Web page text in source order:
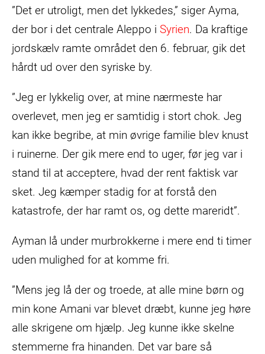
”Det er utroligt, men det lykkedes,” siger Ayma,
der bor i det centrale Aleppo i Syrien. Da kraftige
jordskælv ramte området den 6. februar, gik det
hårdt ud over den syriske by.
”Jeg er lykkelig over, at mine nærmeste har
overlevet, men jeg er samtidig i stort chok. Jeg
kan ikke begribe, at min øvrige familie blev knust
i ruinerne. Der gik mere end to uger, før jeg var i
stand til at acceptere, hvad der rent faktisk var
sket. Jeg kæmper stadig for at forstå den
katastrofe, der har ramt os, og dette mareridt”.
Ayman lå under murbrokkerne i mere end ti timer
uden mulighed for at komme fri.
”Mens jeg lå der og troede, at alle mine børn og
min kone Amani var blevet dræbt, kunne jeg høre
alle skrigene om hjælp. Jeg kunne ikke skelne
stemmerne fra hinanden. Det var bare så